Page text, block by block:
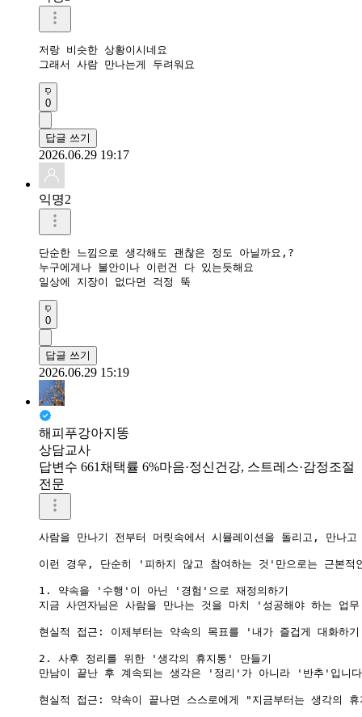
저랑 비슷한 상황이시네요
그래서 사람 만나는게 두려워요
0
답글 쓰기
2026.06.29 19:17
익명2
단순한 느낌으로 생각해도 괜찮은 정도 아닐까요,?
누구에게나 불안이나 이런건 다 있는듯해요
일상에 지장이 없다면 걱정 뚝
0
답글 쓰기
2026.06.29 15:19
해피푸강아지똥
상담교사
답변수 661 채택률 6%마음·정신건강, 스트레스·감정조절
전문
사람을 만나기 전부터 머릿속에서 시뮬레이션을 돌리고, 만
이런 경우, 단순히 '피하지 않고 참여하는 것'만으로는 근본적
1. 약속을 '수행'이 아닌 '경험'으로 재정의하기
지금 사연자님은 사람을 만나는 것을 마치 '성공해야 하는
현실적 접근: 이제부터는 약속의 목표를 '내가 즐겁게 대화하
2. 사후 정리를 위한 '생각의 휴지통' 만들기
만남이 끝난 후 계속되는 생각은 '정리'가 아니라 '반추'입니
현실적 접근: 약속이 끝나면 스스로에게 "지금부터는 생각의